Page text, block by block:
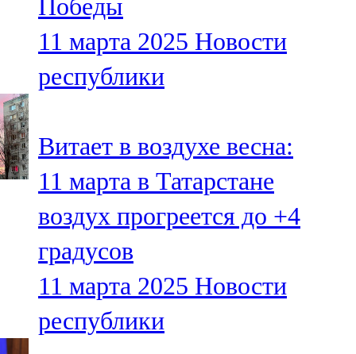
Победы
11 марта 2025 Новости
республики
Витает в воздухе весна:
11 марта в Татарстане
воздух прогреется до +4
градусов
11 марта 2025 Новости
республики